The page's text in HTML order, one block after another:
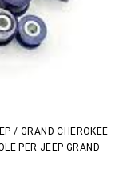
/GRAND CHEROKEE
PER JEEP GRAND